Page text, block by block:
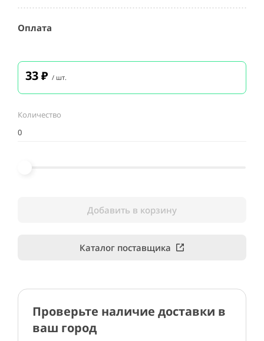
Оплата
33₽ / шт.
Количество
Добавить в корзину
Каталог поставщика
Проверьте наличие доставки в
ваш город